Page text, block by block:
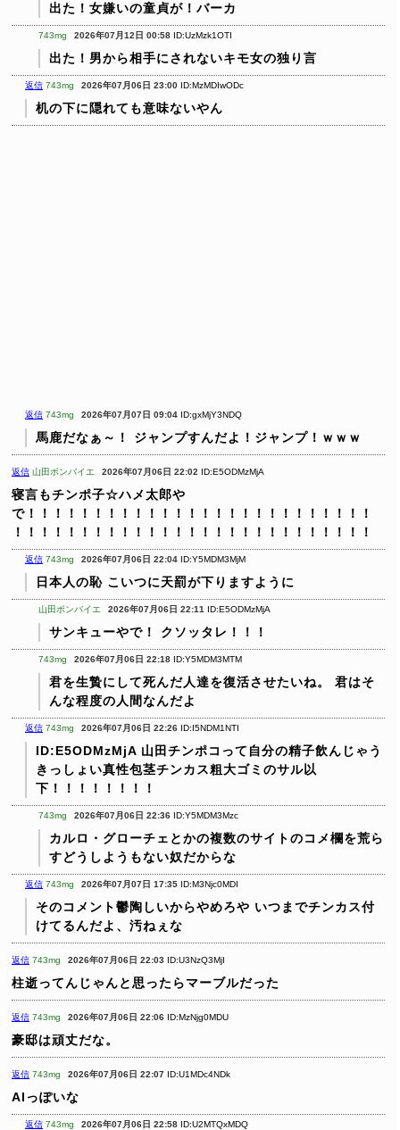
出た！女嫌いの童貞が！バーカ
743mg 2026年07月12日 00:58 ID:UzMzk1OTI
出た！男から相手にされないキモ女の独り言
返信 743mg 2026年07月06日 23:00 ID:MzMDIwODc
机の下に隠れても意味ないやん
返信 743mg 2026年07月07日 09:04 ID:gxMjY3NDQ
馬鹿だなぁ～！ ジャンプすんだよ！ジャンプ！ｗｗｗ
返信 山田ボンバイエ 2026年07月06日 22:02 ID:E5ODMzMjA
寝言もチンポ子☆ハメ太郎や
で！！！！！！！！！！！！！！！！！！！！！！！！！！
！！！！！！！！！！！！！！！！！！！！！！！！！！！
返信 743mg 2026年07月06日 22:04 ID:Y5MDM3MjM
日本人の恥 こいつに天罰が下りますように
山田ボンバイエ 2026年07月06日 22:11 ID:E5ODMzMjA
サンキューやで！ クソッタレ！！！
743mg 2026年07月06日 22:18 ID:Y5MDM3MTM
君を生贄にして死んだ人達を復活させたいね。
君はそ
んな程度の人間なんだよ
返信 743mg 2026年07月06日 22:26 ID:I5NDM1NTI
ID:E5ODMzMjA 山田チンポコって自分の精子飲んじゃう
きっしょい真性包茎チンカス粗大ゴミのサル以
下！！！！！！！！
743mg 2026年07月06日 22:36 ID:Y5MDM3Mzc
カルロ・グローチェとかの複数のサイトのコメ欄を荒ら
すどうしようもない奴だからな
返信 743mg 2026年07月07日 17:35 ID:M3Njc0MDI
そのコメント鬱陶しいからやめろや いつまでチンカス付
けてるんだよ、汚ねぇな
返信 743mg 2026年07月06日 22:03 ID:U3NzQ3MjI
柱逝ってんじゃんと思ったらマーブルだった
返信 743mg 2026年07月06日 22:06 ID:MzNjg0MDU
豪邸は頑丈だな。
返信 743mg 2026年07月06日 22:07 ID:U1MDc4NDk
AIっぽいな
返信 743mg 2026年07月06日 22:58 ID:U2MTQxMDQ